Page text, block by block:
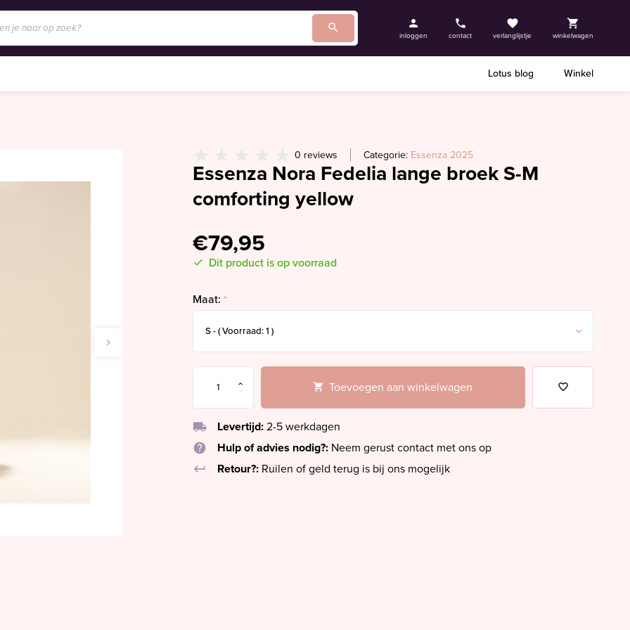
inloggen contact verlanglijstje winkelwagen
Lotus blog Winkel
0 reviews Categorie: Essenza 2025
Essenza Nora Fedelia lange broek S-M
comforting yellow
€79,95
Dit product is op voorraad
Maat: *
Toevoegen aan winkelwagen
local_shipping Levertijd: 2-5 werkdagen
help
Hulp of advies nodig?: Neem gerust contact met ons op
keyboard_return
Retour?: Ruilen of geld terug is bij ons mogelijk